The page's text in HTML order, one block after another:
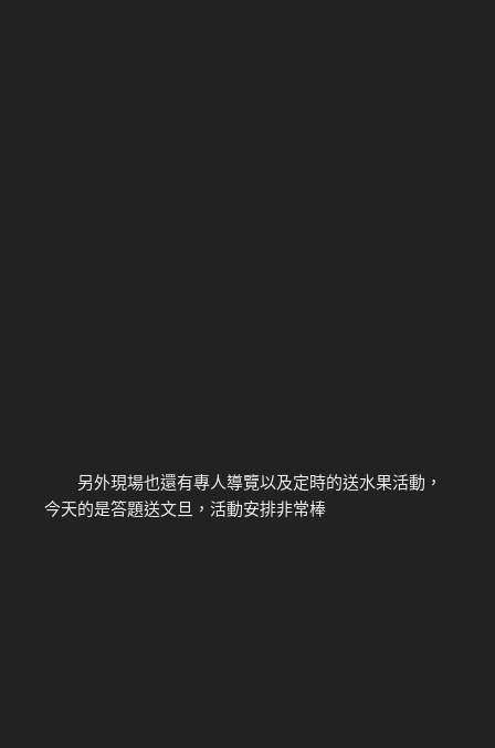
另外現場也還有專人導覽以及定時的送水果活動，
今天的是答題送文旦，活動安排非常棒